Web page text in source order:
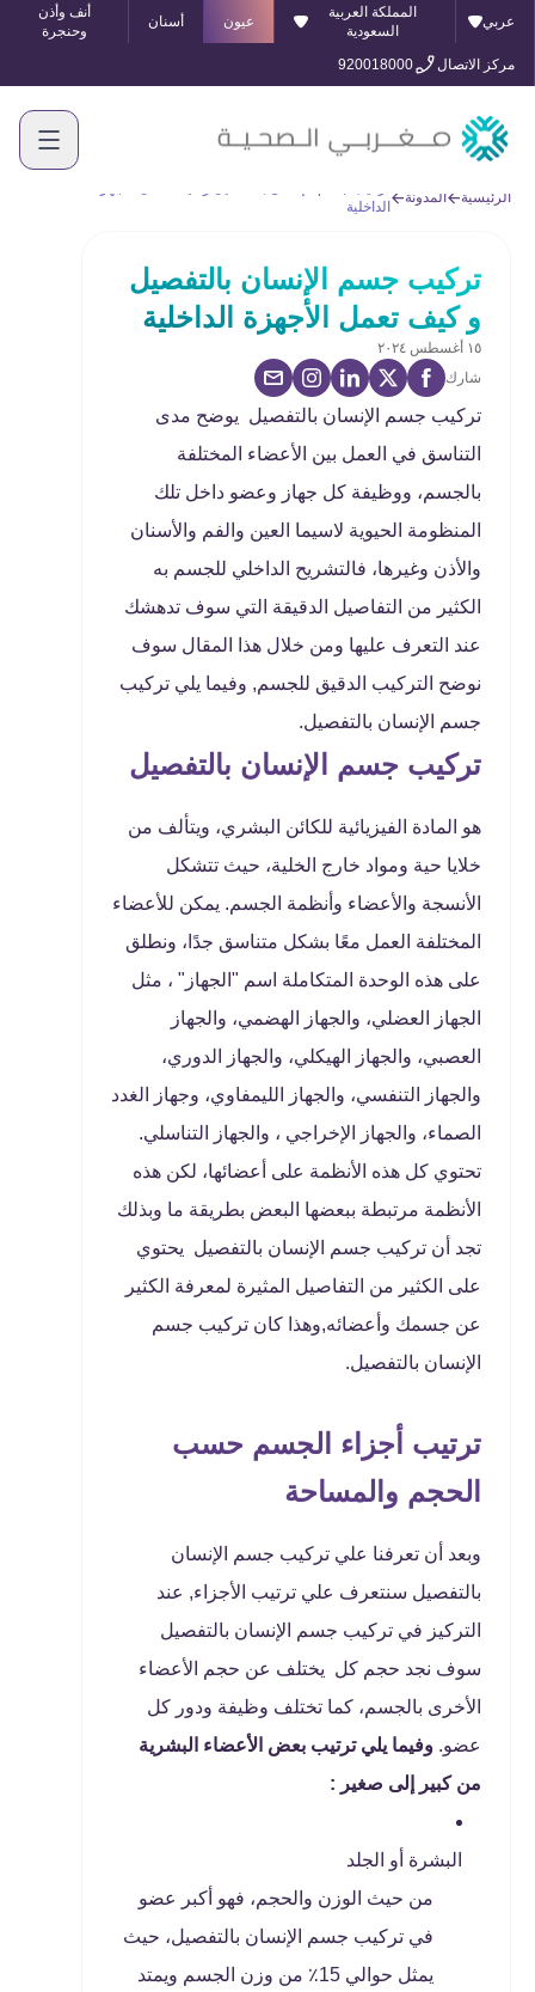
عربي
المملكة العربية
السعودية
عيون أسنان
أنف وأذن
وحنجرة
مركز الاتصال
920018000
الرئيسية المدونة
الداخلية
تركيب جسم الإنسان بالتفصيل
و كيف تعمل الأجهزة الداخلية
١٥ أغسطس ٢٠٢٤
شارك
تركيب جسم الإنسان بالتفصيل يوضح مدى
التناسق في العمل بين الأعضاء المختلفة
بالجسم، ووظيفة كل جهاز وعضو داخل تلك
المنظومة الحيوية لاسيما العين والفم والأسنان
والأذن وغيرها، فالتشريح الداخلي للجسم به
الكثير من التفاصيل الدقيقة التي سوف تدهشك
عند التعرف عليها ومن خلال هذا المقال سوف
نوضح التركيب الدقيق للجسم, وفيما يلي تركيب
جسم الإنسان بالتفصيل.
تركيب جسم الإنسان بالتفصيل
هو المادة الفيزيائية للكائن البشري، ويتألف من
خلايا حية ومواد خارج الخلية، حيث تتشكل
الأنسجة والأعضاء وأنظمة الجسم. يمكن للأعضاء
المختلفة العمل معًا بشكل متناسق جدًا، ونطلق
على هذه الوحدة المتكاملة اسم "الجهاز" ، مثل
الجهاز العضلي، والجهاز الهضمي، والجهاز
العصبي، والجهاز الهيكلي، والجهاز الدوري،
والجهاز التنفسي، والجهاز الليمفاوي، وجهاز الغدد
الصماء، والجهاز الإخراجي ، والجهاز التناسلي.
تحتوي كل هذه الأنظمة على أعضائها، لكن هذه
الأنظمة مرتبطة ببعضها البعض بطريقة ما وبذلك
تجد أن تركيب جسم الإنسان بالتفصيل يحتوي
على الكثير من التفاصيل المثيرة لمعرفة الكثير
عن جسمك وأعضائه,وهذا كان تركيب جسم
الإنسان بالتفصيل.
ترتيب أجزاء الجسم حسب
الحجم والمساحة
وبعد أن تعرفنا علي تركيب جسم الإنسان
بالتفصيل سنتعرف علي ترتيب الأجزاء, عند
التركيز في تركيب جسم الإنسان بالتفصيل
سوف نجد حجم كل يختلف عن حجم الأعضاء
الأخرى بالجسم، كما تختلف وظيفة ودور كل
عضو. وفيما يلي ترتيب بعض الأعضاء البشرية
من كبير إلى صغير :
البشرة أو الجلد
من حيث الوزن والحجم، فهو أكبر عضو
في تركيب جسم الإنسان بالتفصيل، حيث
يمثل حوالي 15٪ من وزن الجسم ويمتد